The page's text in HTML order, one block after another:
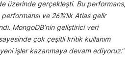
üzerinde gerçekleşti. Bu performans,
ve 26%’lık Atlas gelir
MongoDB’nin geliştirici veri
çok çeşitli kritik kullanım
yeni işler kazanmaya devam ediyoruz.”